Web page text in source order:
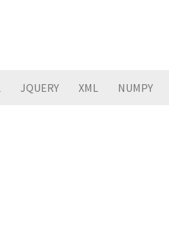
JQUERY XML NUMPY